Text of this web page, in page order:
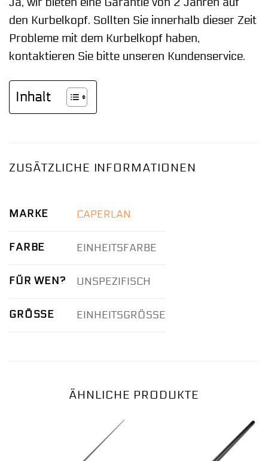
den Kurbelkopf. Sollten Sie innerhalb dieser Zeit
Probleme mit dem Kurbelkopf haben,
kontaktieren Sie bitte unseren Kundenservice.
Inhalt
ZUSÄTZLICHE INFORMATIONEN
MARKE CAPERLAN
FARBE EINHEITSFARBE
FÜR WEN? UNSPEZIFISCH
GRÖSSE EINHEITSGRÖSSE
ÄHNLICHE PRODUKTE